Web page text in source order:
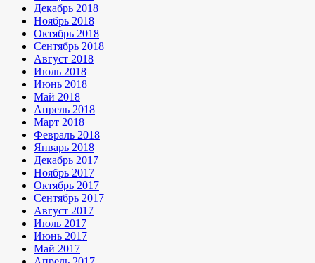
Декабрь 2018
Ноябрь 2018
Октябрь 2018
Сентябрь 2018
Август 2018
Июль 2018
Июнь 2018
Май 2018
Апрель 2018
Март 2018
Февраль 2018
Январь 2018
Декабрь 2017
Ноябрь 2017
Октябрь 2017
Сентябрь 2017
Август 2017
Июль 2017
Июнь 2017
Май 2017